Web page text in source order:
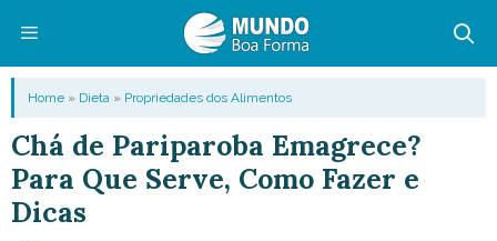
conteúdo
Menu
Home » Dieta » Propriedades dos Alimentos
Chá de Pariparoba Emagrece?
Para Que Serve, Como Fazer e
Dicas